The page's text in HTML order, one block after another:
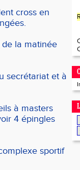
cross en
de la matinée
secrétariat et à
à masters
4 épingles
sportif